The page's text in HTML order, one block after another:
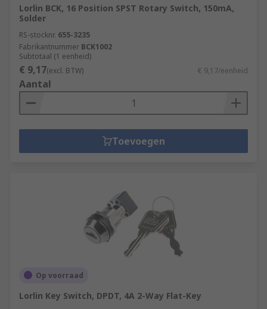
Lorlin BCK, 16 Position SPST Rotary Switch, 150mA,
Solder
RS-stocknr. 655-3235
Fabrikantnummer BCK1002
Subtotaal (1 eenheid)
€ 9,17(excl. BTW) € 9,17/eenheid
Aantal
Toevoegen
Op voorraad
Lorlin Key Switch, DPDT, 4A 2-Way Flat-Key